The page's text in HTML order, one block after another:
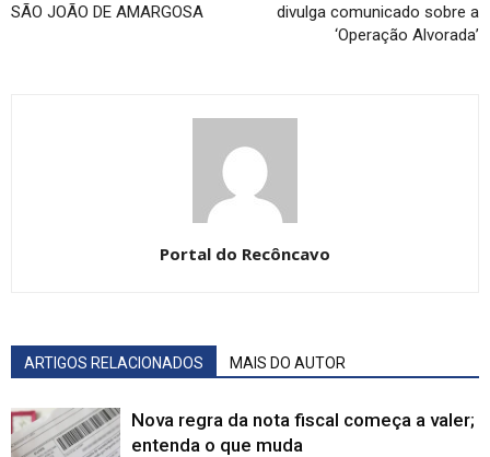
SÃO JOÃO DE AMARGOSA
divulga comunicado sobre a
‘Operação Alvorada’
Portal do Recôncavo
ARTIGOS RELACIONADOS MAIS DO AUTOR
Nova regra da nota fiscal começa a valer;
entenda o que muda